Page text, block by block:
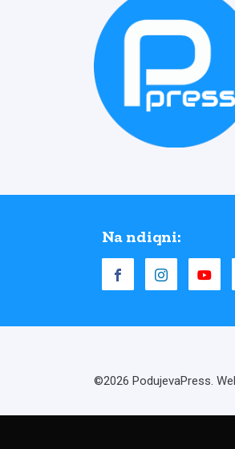
Na ndiqni:
©2026 PodujevaPress.